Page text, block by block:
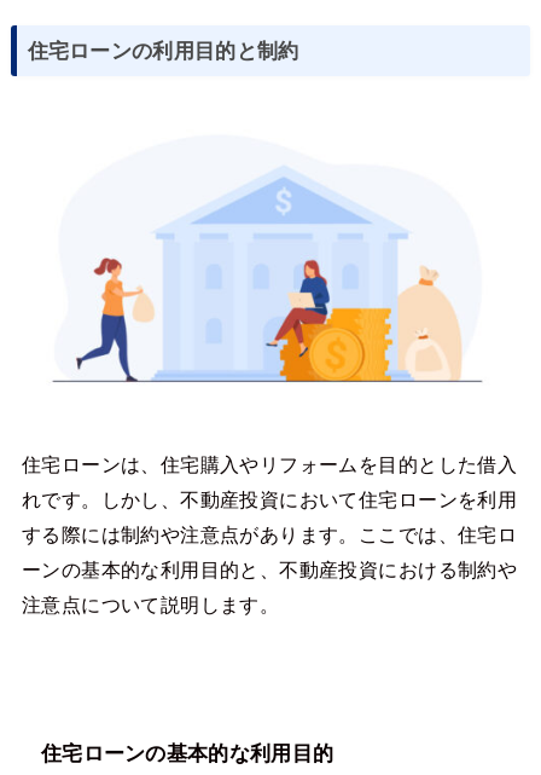
住宅ローンの利用目的と制約
住宅ローンは、住宅購入やリフォームを目的とした借入
れです。しかし、不動産投資において住宅ローンを利用
する際には制約や注意点があります。ここでは、住宅ロ
ーンの基本的な利用目的と、不動産投資における制約や
注意点について説明します。
住宅ローンの基本的な利用目的